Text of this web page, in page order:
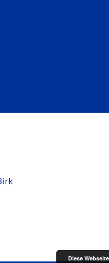
Diese